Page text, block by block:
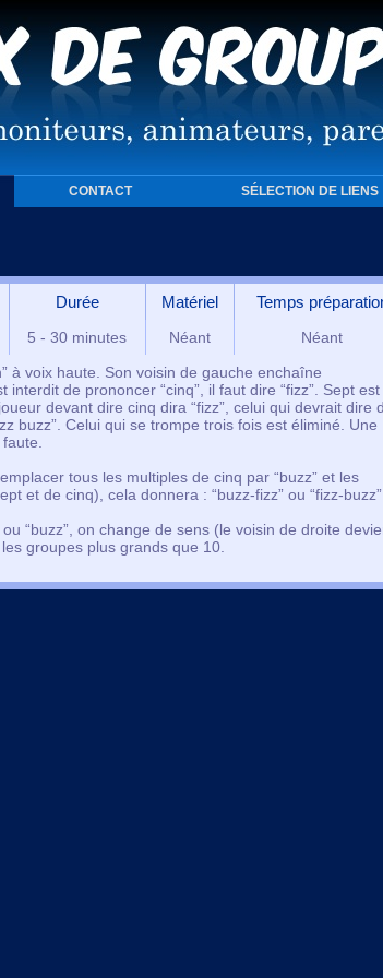
CONTACT SÉLECTION DE LIENS
Durée Matériel Temps
5 - 30 minutes Néant
Néant
à voix haute. Son voisin de gauche enchaîne
de prononcer “cinq”, il faut dire “fizz”. Sept est
devant dire cinq dira “fizz”, celui qui devrait dire
buzz”. Celui qui se trompe trois fois est éliminé. Une
tous les multiples de cinq par “buzz” et les
et de cinq), cela donnera : “buzz-fizz” ou “fizz-
“buzz”, on change de sens (le voisin de droite
groupes plus grands que 10.